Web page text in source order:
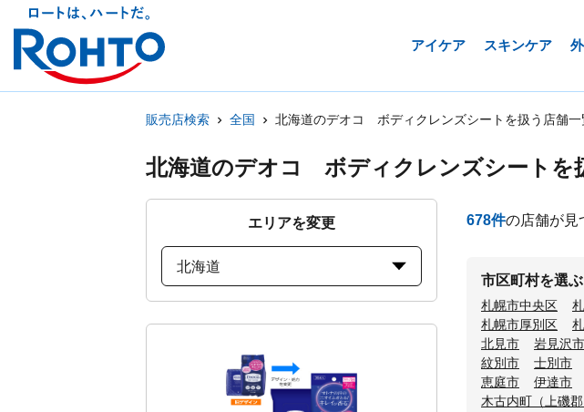
アイケア スキンケア
販売店検索 全国 北海道のデオコ ボディクレンズシートを扱う店舗一
北海道のデオコ ボディクレンズシートを
エリアを変更
北海道
678件の店舗が見
市区町村を選ぶ
札幌市中央区
札幌市厚別区
北見市
岩見沢市
紋別市
士別市
恵庭市
伊達市
木古内町（上磯郡